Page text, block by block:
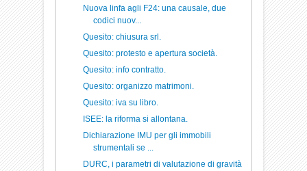
Nuova linfa agli F24: una causale, due
codici nuov...
Quesito: chiusura srl.
Quesito: protesto e apertura società.
Quesito: info contratto.
Quesito: organizzo matrimoni.
Quesito: iva su libro.
ISEE: la riforma si allontana.
Dichiarazione IMU per gli immobili
strumentali se ...
DURC, i parametri di valutazione di gravità